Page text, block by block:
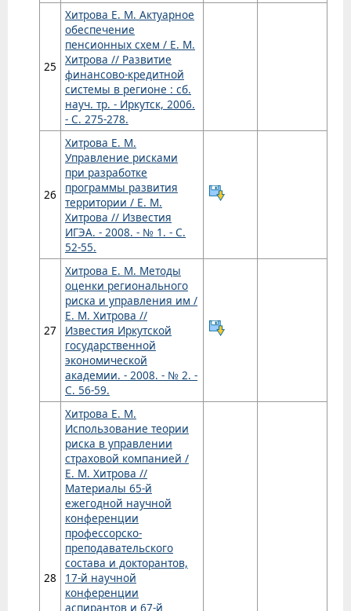
25
Хитрова Е. М. Актуарное
обеспечение
пенсионных схем / Е. М.
Хитрова // Развитие
финансово-кредитной
системы в регионе : сб.
науч. тр. - Иркутск, 2006.
- С. 275-278.
26
Хитрова Е. М.
Управление рисками
при разработке
программы развития
территории / Е. М.
Хитрова // Известия
ИГЭА. - 2008. - № 1. - С.
52-55.
27
Хитрова Е. М. Методы
оценки регионального
риска и управления им /
Е. М. Хитрова //
Известия Иркутской
государственной
экономической
академии. - 2008. - № 2. -
С. 56-59.
28
Хитрова Е. М.
Использование теории
риска в управлении
страховой компанией /
Е. М. Хитрова //
Материалы 65-й
ежегодной научной
конференции
профессорско-
преподавательского
состава и докторантов,
17-й научной
конференции
аспирантов и 67-й